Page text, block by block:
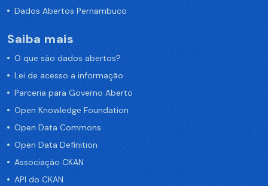
Dados Abertos Pernambuco
Saiba mais
O que são dados abertos?
Lei de acesso a informação
Parceria para Governo Aberto
Open Knowledge Foundation
Open Data Commons
Open Data Definition
Associação CKAN
API do CKAN